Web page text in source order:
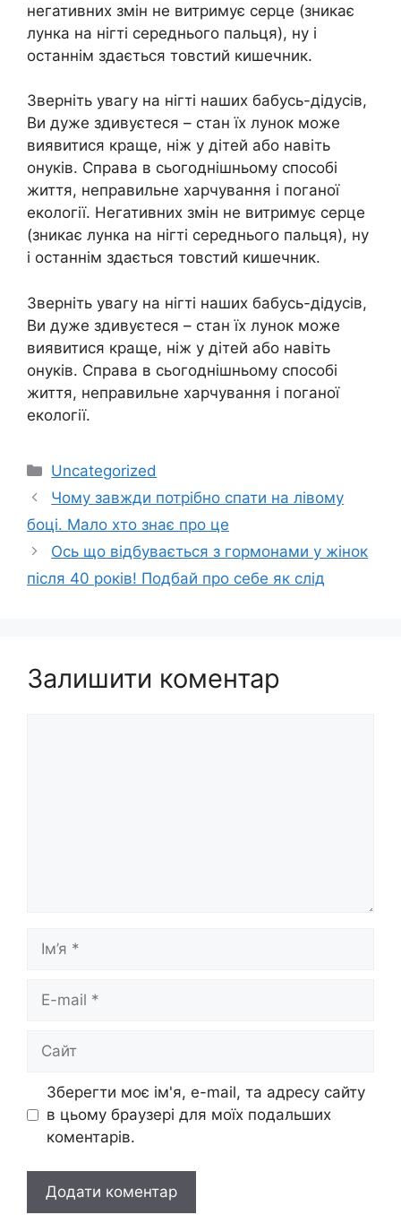
негативних змін не витримує серце (зникає
лунка на нігті середнього пальця), ну і
останнім здається товстий кишечник.
Зверніть увагу на нігті наших бабусь-дідусів,
Ви дуже здивуєтеся – стан їх лунок може
виявитися краще, ніж у дітей або навіть
онуків. Справа в сьогоднішньому способі
життя, неправильне харчування і поганої
екології. Негативних змін не витримує серце
(зникає лунка на нігті середнього пальця), ну
і останнім здається товстий кишечник.
Зверніть увагу на нігті наших бабусь-дідусів,
Ви дуже здивуєтеся – стан їх лунок може
виявитися краще, ніж у дітей або навіть
онуків. Справа в сьогоднішньому способі
життя, неправильне харчування і поганої
екології.
Категорії
Uncategorized
Чому завжди потрібно спати на лівому
боці. Мало хто знає про це
Ось що відбувається з гормонами у жінок
після 40 років! Подбай про себе як слід
Залишити коментар
mail
Зберегти моє ім'я, e-mail, та адресу сайту
в цьому браузері для моїх подальших
коментарів.